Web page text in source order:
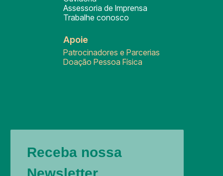
Assessoria de Imprensa
Trabalhe conosco
Apoie
Patrocinadores e Parcerias
Doação Pessoa Física